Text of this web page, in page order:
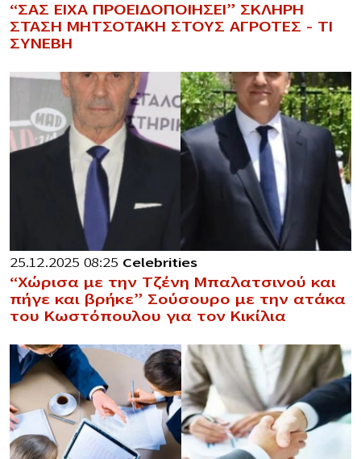
“ΣΑΣ ΕΙΧΑ ΠΡΟΕΙΔΟΠΟΙΗΣΕΙ” ΣΚΛΗΡΗ
ΣΤΑΣΗ ΜΗΤΣΟΤΑΚΗ ΣΤΟΥΣ ΑΓΡΟΤΕΣ – ΤΙ
ΣΥΝΕΒΗ
25.12.2025 08:25 Celebrities
“Χώρισα με την Τζένη Μπαλατσινού και
πήγε και βρήκε” Σούσουρο με την ατάκα
του Κωστόπουλου για τον Κικίλια